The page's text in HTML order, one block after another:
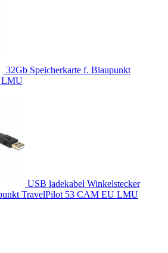
32Gb Speicherkarte f. Blaupunkt
LMU
USB ladekabel Winkelstecker
TravelPilot 53 CAM EU LMU